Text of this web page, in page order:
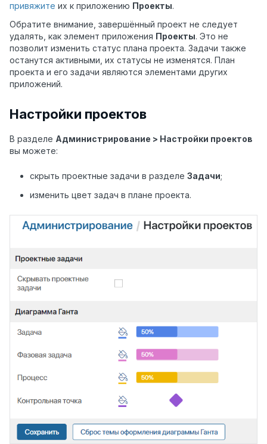
привяжите их к приложению Проекты.
Обратите внимание, завершённый проект не следует
удалять, как элемент приложения Проекты. Это не
позволит изменить статус плана проекта. Задачи также
останутся активными, их статусы не изменятся. План
проекта и его задачи являются элементами других
приложений.
Настройки проектов
В разделе Администрирование > Настройки проектов
вы можете:
скрыть проектные задачи в разделе Задачи;
изменить цвет задач в плане проекта.